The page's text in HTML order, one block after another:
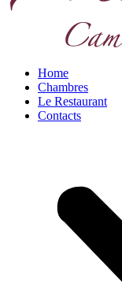
Home
Chambres
Le Restaurant
Contacts